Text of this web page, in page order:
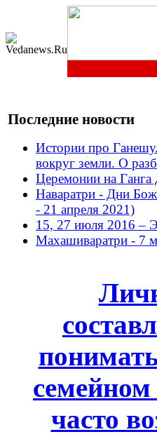
Последние новости
Истории про
вокруг земли. О
Церемонии на
Наваратри - Дни
- 21 апреля 2021)
15, 27 июля 2016 –
Махашиваратри - 7
часто